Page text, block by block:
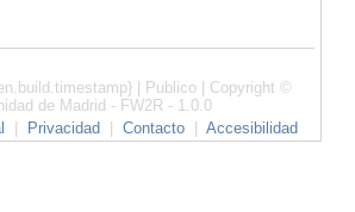
| Publico | Copyright ©
de Madrid - FW2R - 1.0.0
Privacidad Contacto Accesibilidad